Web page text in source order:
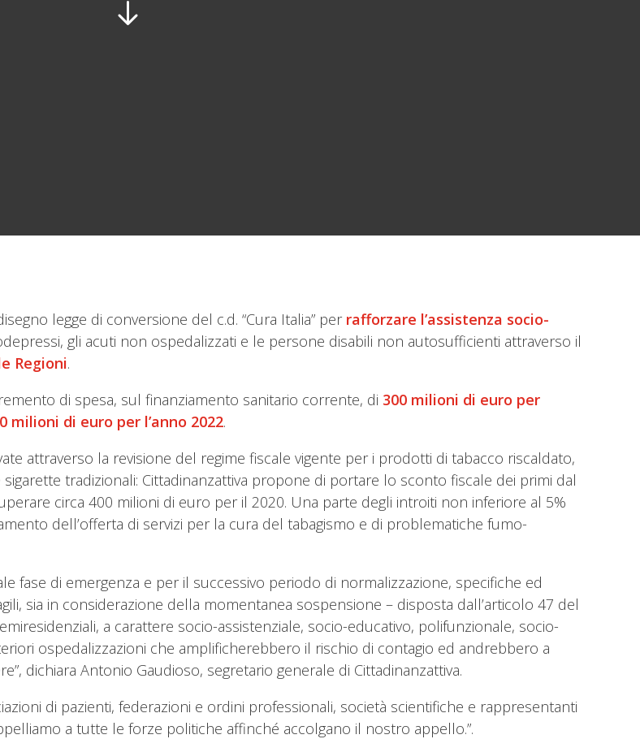
legge di conversione del c.d. “Cura Italia” per rafforzare l’assistenza socio-
gli acuti non ospedalizzati e le persone disabili non autosufficienti attraverso il
Regioni.
di spesa, sul finanziamento sanitario corrente, di 300 milioni di euro per
milioni di euro per l’anno 2022.
attraverso la revisione del regime fiscale vigente per i prodotti di tabacco riscaldato,
tradizionali: Cittadinanzattiva propone di portare lo sconto fiscale dei primi dal
circa 400 milioni di euro per il 2020. Una parte degli introiti non inferiore al 5%
dell’offerta di servizi per la cura del tabagismo e di problematiche fumo-
fase di emergenza e per il successivo periodo di normalizzazione, specifiche ed
sia in considerazione della momentanea sospensione – disposta dall’articolo 47 del
a carattere socio-assistenziale, socio-educativo, polifunzionale, socio-
ospedalizzazioni che amplificherebbero il rischio di contagio ed andrebbero a
dichiara Antonio Gaudioso, segretario generale di Cittadinanzattiva.
di pazienti, federazioni e ordini professionali, società scientifiche e rappresentanti
a tutte le forze politiche affinché accolgano il nostro appello.”.